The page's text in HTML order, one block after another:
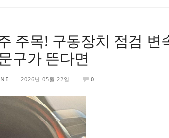
주목! 구동장치 점검 변
구가 뜬다면
2026년 05월 22일 0